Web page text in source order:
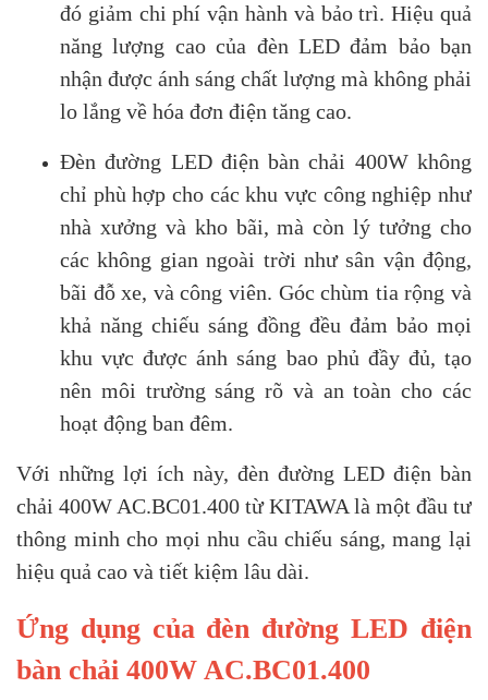
đó giảm chi phí vận hành và bảo trì. Hiệu quả
năng lượng cao của đèn LED đảm bảo bạn
nhận được ánh sáng chất lượng mà không phải
lo lắng về hóa đơn điện tăng cao.
Đèn đường LED điện bàn chải 400W không
chỉ phù hợp cho các khu vực công nghiệp như
nhà xưởng và kho bãi, mà còn lý tưởng cho
các không gian ngoài trời như sân vận động,
bãi đỗ xe, và công viên. Góc chùm tia rộng và
khả năng chiếu sáng đồng đều đảm bảo mọi
khu vực được ánh sáng bao phủ đầy đủ, tạo
nên môi trường sáng rõ và an toàn cho các
hoạt động ban đêm.
Với những lợi ích này, đèn đường LED điện bàn
chải 400W AC.BC01.400 từ KITAWA là một đầu tư
thông minh cho mọi nhu cầu chiếu sáng, mang lại
hiệu quả cao và tiết kiệm lâu dài.
Ứng dụng của đèn đường LED điện
bàn chải 400W AC.BC01.400